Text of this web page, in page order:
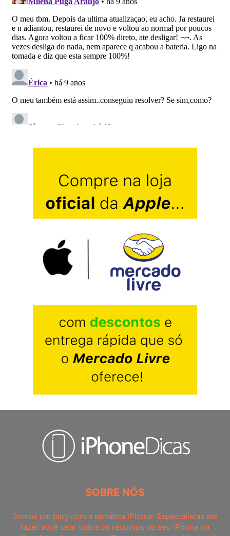
SOBRE NÓS
Somos um blog com a temática iPhone. Especialistas em
fazer você usar todos os recursos do seu iPhone na